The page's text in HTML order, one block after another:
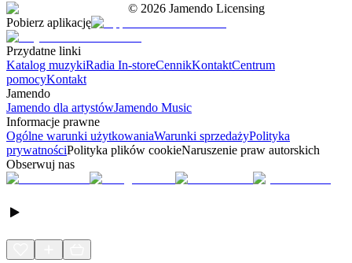
© 2026 Jamendo Licensing
Pobierz aplikację
Przydatne linki
Katalog muzykiRadia In-storeCennikKontaktCentrum
pomocyKontakt
Jamendo
Jamendo dla artystówJamendo Music
Informacje prawne
Ogólne warunki użytkowaniaWarunki sprzedażyPolityka
prywatnościPolityka plików cookieNaruszenie praw autorskich
Obserwuj nas